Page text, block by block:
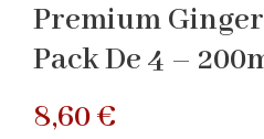
Premium
Pack De 4 –
8,60€